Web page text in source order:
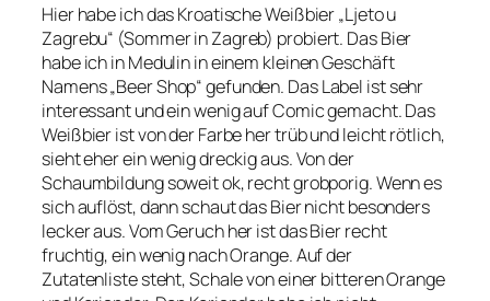
Hier habe ich das Kroatische Weißbier „Ljeto u
Zagrebu“ (Sommer in Zagreb) probiert. Das Bier
habe ich in Medulin in einem kleinen Geschäft
Namens „Beer Shop“ gefunden. Das Label ist sehr
interessant und ein wenig auf Comic gemacht. Das
Weißbier ist von der Farbe her trüb und leicht rötlich,
sieht eher ein wenig dreckig aus. Von der
Schaumbildung soweit ok, recht grobporig. Wenn es
sich auflöst, dann schaut das Bier nicht besonders
lecker aus. Vom Geruch her ist das Bier recht
fruchtig, ein wenig nach Orange. Auf der
Zutatenliste steht, Schale von einer bitteren Orange